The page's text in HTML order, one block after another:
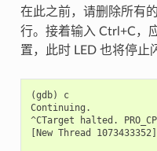
在此之前，请删除所有
行。接着输入 Ctrl+C，
置，此时 LED 也将停止
(gdb) c
Continuing.
^CTarget halted.
[New Thread 1073433352]